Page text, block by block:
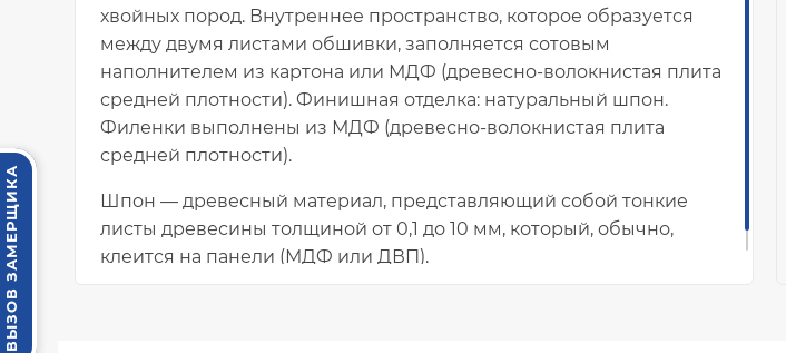
ВЫЗОВ ЗАМЕРЩИКА
хвойных пород. Внутреннее пространство, которое образуется
между двумя листами обшивки, заполняется сотовым
наполнителем из картона или МДФ (древесно-волокнистая плита
средней плотности). Финишная отделка: натуральный шпон.
Филенки выполнены из МДФ (древесно-волокнистая плита
средней плотности).
Шпон — древесный материал, представляющий собой тонкие
листы древесины толщиной от 0,1 до 10 мм, который, обычно,
клеится на панели (МДФ или ДВП).